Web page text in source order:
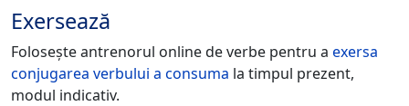
Exersează
Folosește antrenorul online de verbe pentru a exersa
conjugarea verbului a consuma la timpul prezent,
modul indicativ.